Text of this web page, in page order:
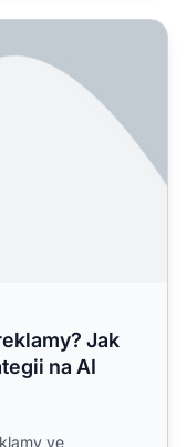
připravit naši
Jak
na AI
ve